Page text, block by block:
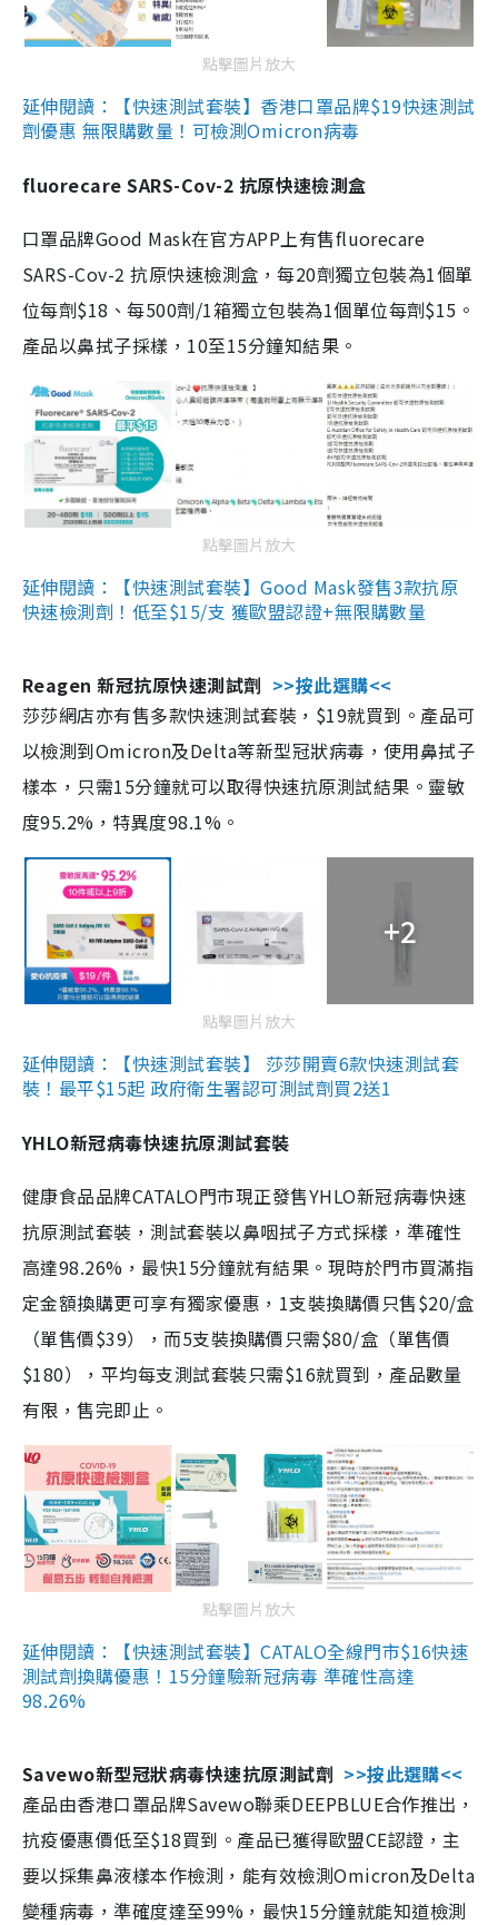
點擊圖片放大
延伸閱讀：【快速測試套裝】香港口罩品牌$19快速測試
劑優惠 無限購數量！可檢測Omicron病毒
fluorecare SARS-Cov-2 抗原快速檢測盒
口罩品牌Good Mask在官方APP上有售fluorecare
SARS-Cov-2 抗原快速檢測盒，每20劑獨立包裝為1個單
位每劑$18、每500劑/1箱獨立包裝為1個單位每劑$15。
產品以鼻拭子採樣，10至15分鐘知結果。
點擊圖片放大
延伸閱讀：【快速測試套裝】Good Mask發售3款抗原
快速檢測劑！低至$15/支 獲歐盟認證+無限購數量
Reagen 新冠抗原快速測試劑 >>按此選購<<
莎莎網店亦有售多款快速測試套裝，$19就買到。產品可
以檢測到Omicron及Delta等新型冠狀病毒，使用鼻拭子
樣本，只需15分鐘就可以取得快速抗原測試結果。靈敏
度95.2%，特異度98.1%。
+2
點擊圖片放大
延伸閱讀：【快速測試套裝】 莎莎開賣6款快速測試套
裝！最平$15起 政府衛生署認可測試劑買2送1
YHLO新冠病毒快速抗原測試套裝
健康食品品牌CATALO門市現正發售YHLO新冠病毒快速
抗原測試套裝，測試套裝以鼻咽拭子方式採樣，準確性
高達98.26%，最快15分鐘就有結果。現時於門市買滿指
定金額換購更可享有獨家優惠，1支裝換購價只售$20/盒
（單售價$39），而5支裝換購價只需$80/盒（單售價
$180），平均每支測試套裝只需$16就買到，產品數量
有限，售完即止。
點擊圖片放大
延伸閱讀：【快速測試套裝】CATALO全線門市$16快速
測試劑換購優惠！15分鐘驗新冠病毒 準確性高達
98.26%
Savewo新型冠狀病毒快速抗原測試劑 >>按此選購<<
產品由香港口罩品牌Savewo聯乘DEEPBLUE合作推出，
抗疫優惠價低至$18買到。產品已獲得歐盟CE認證，主
要以採集鼻液樣本作檢測，能有效檢測Omicron及Delta
變種病毒，準確度達至99%，最快15分鐘就能知道檢測